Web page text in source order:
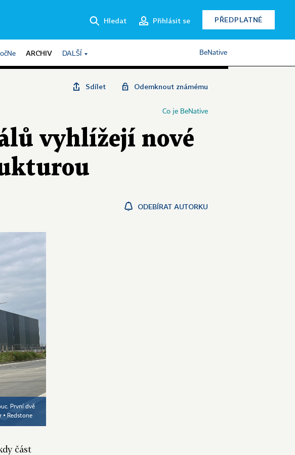
Hledat Přihlásit se PŘEDPLATNÉ
ARCHIV DALŠÍ BeNative
Sdílet Odemknout známému
Co je BeNative
vyhlížejí nové
ODEBÍRAT AUTORKU
První dvě
▪ Redstone
část